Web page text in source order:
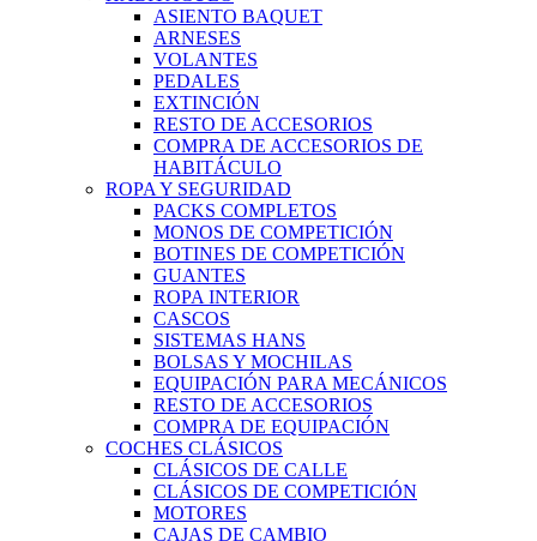
ASIENTO BAQUET
ARNESES
VOLANTES
PEDALES
EXTINCIÓN
RESTO DE ACCESORIOS
COMPRA DE ACCESORIOS DE
HABITÁCULO
ROPA Y SEGURIDAD
PACKS COMPLETOS
MONOS DE COMPETICIÓN
BOTINES DE COMPETICIÓN
GUANTES
ROPA INTERIOR
CASCOS
SISTEMAS HANS
BOLSAS Y MOCHILAS
EQUIPACIÓN PARA MECÁNICOS
RESTO DE ACCESORIOS
COMPRA DE EQUIPACIÓN
COCHES CLÁSICOS
CLÁSICOS DE CALLE
CLÁSICOS DE COMPETICIÓN
MOTORES
CAJAS DE CAMBIO